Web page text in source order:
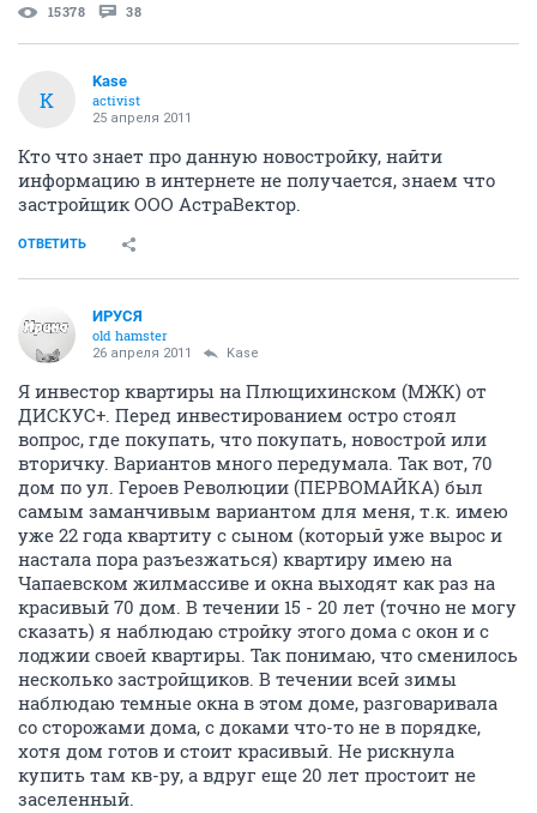
15378 38
K
Kase
activist
25 апреля 2011
Кто что знает про данную новостройку, найти
информацию в интернете не получается, знаем что
застройщик ООО АстраВектор.
ОТВЕТИТЬ
ИРУСЯ
old hamster
26 апреля 2011 Kase
Я инвестор квартиры на Плющихинском (МЖК) от
ДИСКУС+. Перед инвестированием остро стоял
вопрос, где покупать, что покупать, новострой или
вторичку. Вариантов много передумала. Так вот, 70
дом по ул. Героев Революции (ПЕРВОМАЙКА) был
самым заманчивым вариантом для меня, т.к. имею
уже 22 года квартиту с сыном (который уже вырос и
настала пора разъезжаться) квартиру имею на
Чапаевском жилмассиве и окна выходят как раз на
красивый 70 дом. В течении 15 - 20 лет (точно не могу
сказать) я наблюдаю стройку этого дома с окон и с
лоджии своей квартиры. Так понимаю, что сменилось
несколько застройщиков. В течении всей зимы
наблюдаю темные окна в этом доме, разговаривала
со сторожами дома, с доками что-то не в порядке,
хотя дом готов и стоит красивый. Не рискнула
купить там кв-ру, а вдруг еще 20 лет простоит не
заселенный.